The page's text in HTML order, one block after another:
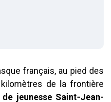
français, au pied des
de la frontière
de jeunesse Saint-Jean-